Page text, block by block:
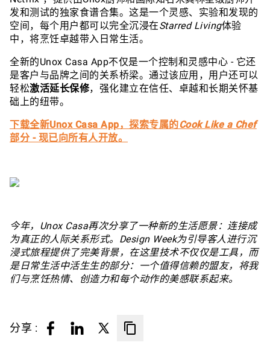
发和测试的独家食谱合集。这是一个灵感、实验和发现的
空间，每个用户都可以完全沉浸在Starred Living体验
中，将烹饪卓越带入日常生活。
全新的Unox Casa App不仅是一个控制和灵感中心 - 它还
是客户与品牌之间的关系桥梁。通过该应用，用户还可以
轻松激活延长保修，强化建立在信任、卓越和长期关怀基
础上的纽带。
下载全新Unox Casa App，探索专属的Cook Like a Chef
部分 - 现已向所有人开放。
今年，Unox Casa再次分享了一种新的生活愿景：连接成
为真正的人际关系形式。Design Week为引导客人进行沉
浸式旅程提供了完美背景，在这里技术不仅仅是工具，而
是日常生活中活生生的部分：一个值得信赖的盟友，将我
们与烹饪热情、创造力和每个动作的美感联系起来。
分享 :